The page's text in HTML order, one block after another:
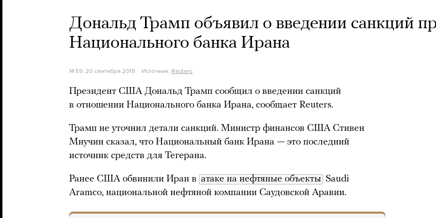
Дональд Трамп объявил о введении санкций
Национального банка Ирана
14:59, 20 сентября 2019 Источник: Reuters
Президент США Дональд Трамп сообщил о введении санкций
в отношении Национального банка Ирана, сообщает Reuters.
Трамп не уточнил детали санкций. Министр финансов США Стивен
Мнучин сказал, что Национальный банк Ирана — это последний
источник средств для Тегерана.
Ранее США обвинили Иран в атаке на нефтяные объекты Saudi
Aramco, национальной нефтяной компании Саудовской Аравии.